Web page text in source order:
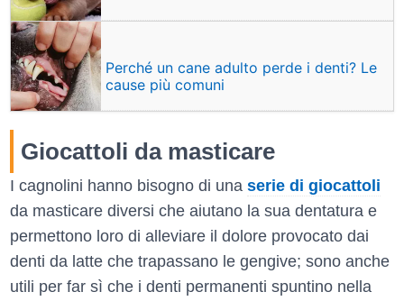
Perché un cane adulto perde i denti? Le
cause più comuni
Giocattoli da masticare
I cagnolini hanno bisogno di una serie di giocattoli
da masticare diversi che aiutano la sua dentatura e
permettono loro di alleviare il dolore provocato dai
denti da latte che trapassano le gengive; sono anche
utili per far sì che i denti permanenti spuntino nella